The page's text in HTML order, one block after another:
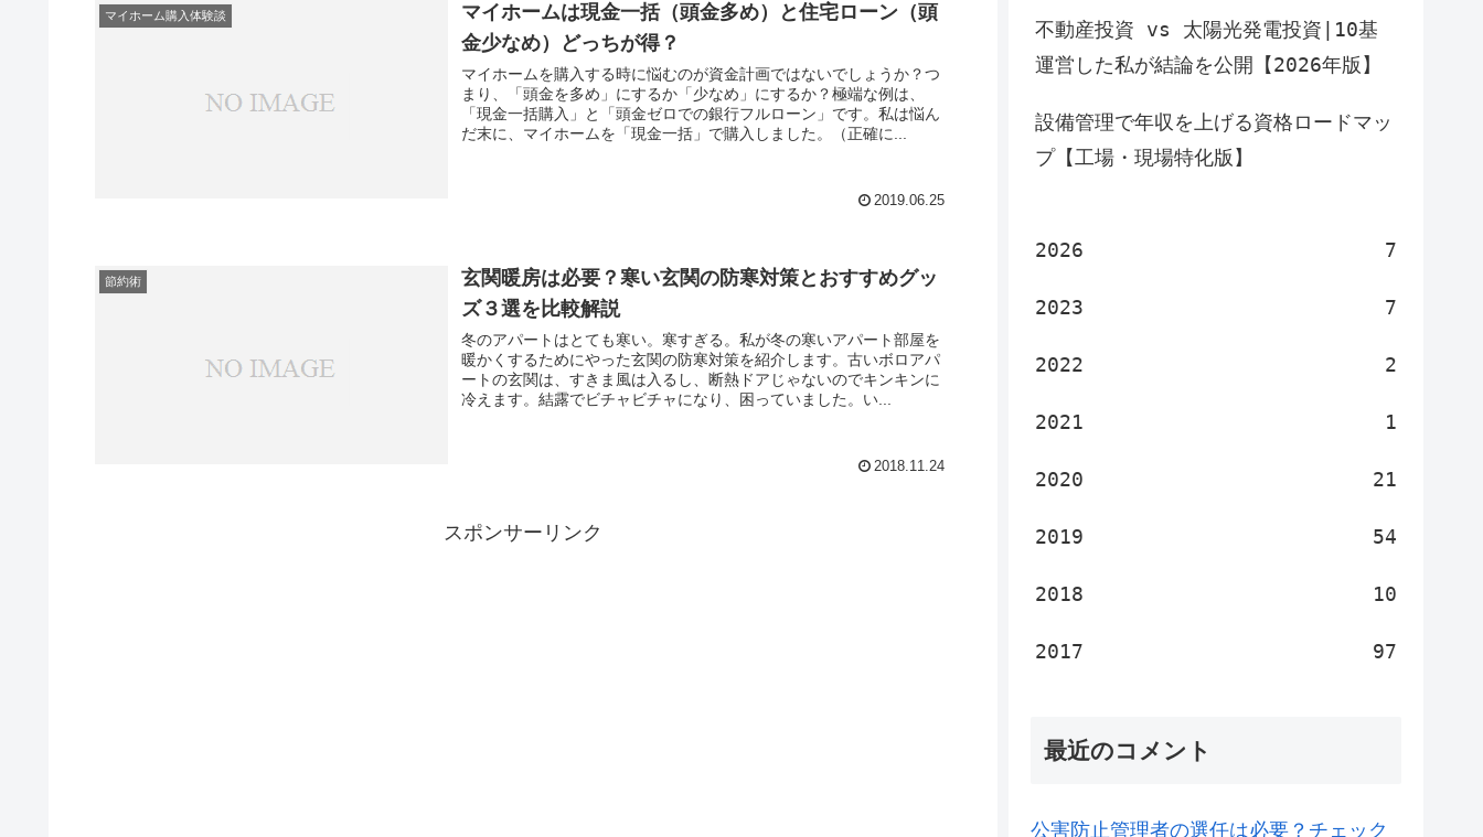
マイホーム購入体験談
マイホームは現金一括（頭金多め）と住宅ローン（頭
金少なめ）どっちが得？
マイホームを購入する時に悩むのが資金計画ではないでしょうか？つ
まり、「頭金を多め」にするか「少なめ」にするか？極端な例は、
「現金一括購入」と「頭金ゼロでの銀行フルローン」です。私は悩ん
だ末に、マイホームを「現金一括」で購入しました。（正確に...
2019.06.25
節約術
玄関暖房は必要？寒い玄関の防寒対策とおすすめグッ
ズ３選を比較解説
冬のアパートはとても寒い。寒すぎる。私が冬の寒いアパート部屋を
暖かくするためにやった玄関の防寒対策を紹介します。古いボロアパ
ートの玄関は、すきま風は入るし、断熱ドアじゃないのでキンキンに
冷えます。結露でビチャビチャになり、困っていました。い...
2018.11.24
スポンサーリンク
不動産投資 vs 太陽光発電投資|10基
運営した私が結論を公開【2026年版】
設備管理で年収を上げる資格ロードマッ
プ【工場・現場特化版】
2026 7
2023 7
2022 2
2021 1
2020 21
2019 54
2018 10
2017 97
最近のコメント
公害防止管理者の選任は必要？チェック